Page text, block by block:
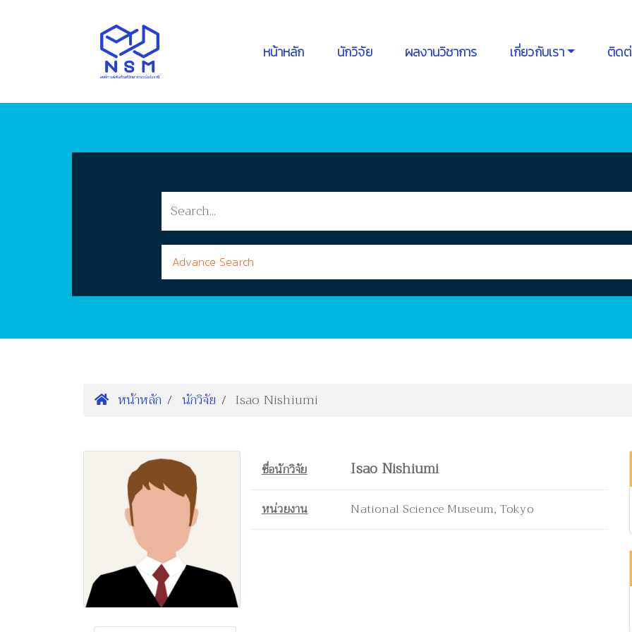
หน้าหลัก นักวิจัย ผลงานวิชาการ เกี่ยวกับเรา ติดต่
Advance Search
หน้าหลัก นักวิจัย Isao Nishiumi
ชื่อนักวิจัย Isao Nishiumi
หน่วยงาน National Science Museum, Tokyo